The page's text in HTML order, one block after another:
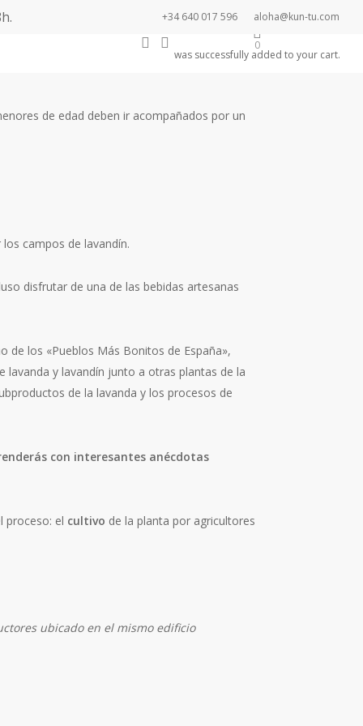
+34 640 017 596 aloha@kun-tu.com
search 0
was successfully added to your cart.
de edad deben ir acompañados por un
campos de lavandín.
disfrutar de una de las bebidas artesanas
de los «Pueblos Más Bonitos de España»,
lavanda y lavandín junto a otras plantas de la
de la lavanda y los procesos de
con interesantes anécdotas
proceso: el cultivo de la planta por agricultores
ubicado en el mismo edificio